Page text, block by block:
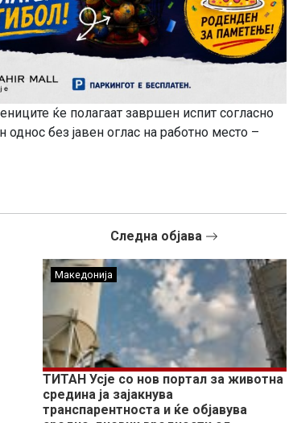
ќе полагаат завршен испит согласно
без јавен оглас на работно место –
Следна објава
Македонија
ТИТАН Усје со нов портал за животна
средина ја зајакнува
транспарентноста и ќе објавува